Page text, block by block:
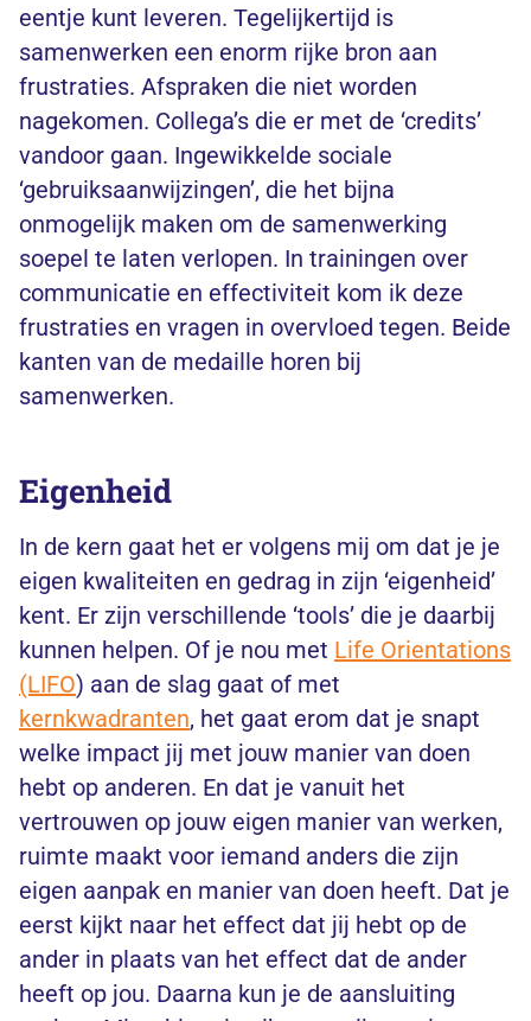
eentje kunt leveren. Tegelijkertijd is
samenwerken een enorm rijke bron aan
frustraties. Afspraken die niet worden
nagekomen. Collega’s die er met de ‘credits’
vandoor gaan. Ingewikkelde sociale
‘gebruiksaanwijzingen’, die het bijna
onmogelijk maken om de samenwerking
soepel te laten verlopen. In trainingen over
communicatie en effectiviteit kom ik deze
frustraties en vragen in overvloed tegen. Beide
kanten van de medaille horen bij
samenwerken.
Eigenheid
In de kern gaat het er volgens mij om dat je je
eigen kwaliteiten en gedrag in zijn ‘eigenheid’
kent. Er zijn verschillende ‘tools’ die je daarbij
kunnen helpen. Of je nou met Life Orientations
(LIFO) aan de slag gaat of met
kernkwadranten, het gaat erom dat je snapt
welke impact jij met jouw manier van doen
hebt op anderen. En dat je vanuit het
vertrouwen op jouw eigen manier van werken,
ruimte maakt voor iemand anders die zijn
eigen aanpak en manier van doen heeft. Dat je
eerst kijkt naar het effect dat jij hebt op de
ander in plaats van het effect dat de ander
heeft op jou. Daarna kun je de aansluiting